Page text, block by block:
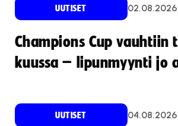
UUTISET 02.08.2026
Champions Cup vauhtiin
kuussa – lipunmyynti jo
UUTISET 04.08.2026